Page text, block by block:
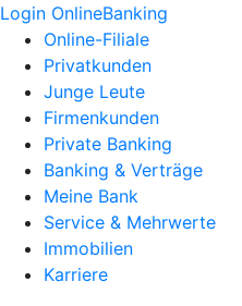
Login OnlineBanking
Online-Filiale
Privatkunden
Junge Leute
Firmenkunden
Private Banking
Banking & Verträge
Meine Bank
Service & Mehrwerte
Immobilien
Karriere